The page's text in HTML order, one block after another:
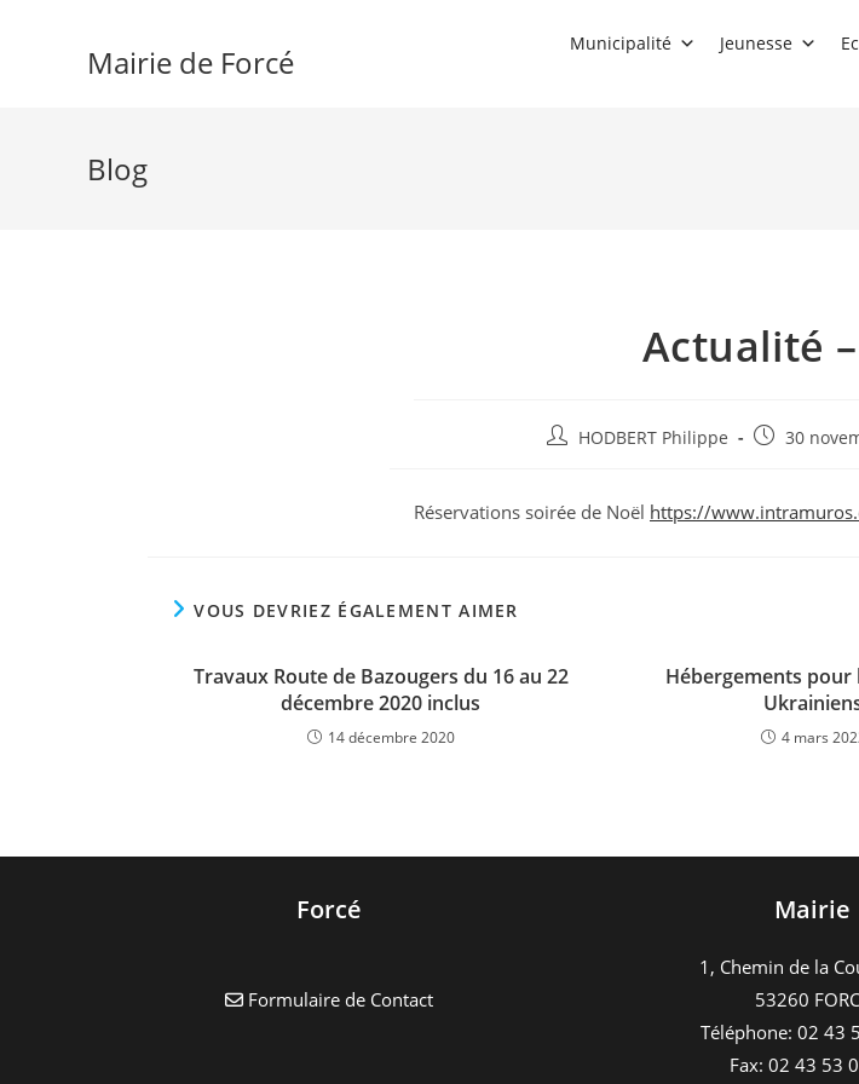
Mairie de Forcé Municipalité Jeunesse
Blog
Actualité
Auteur/autrice
publication :
HODBERT Philippe
Publication
30
Réservations soirée de Noël https://
VOUS DEVRIEZ ÉGALEMENT AIMER
Travaux Route de Bazougers du 16 au 22
décembre 2020 inclus
14 décembre 2020
Hébergements pour
4 mars
Forcé
Formulaire de Contact
Mairie
1, Chemin de la
53260
Téléphone: 02 43
Fax: 02 43 53